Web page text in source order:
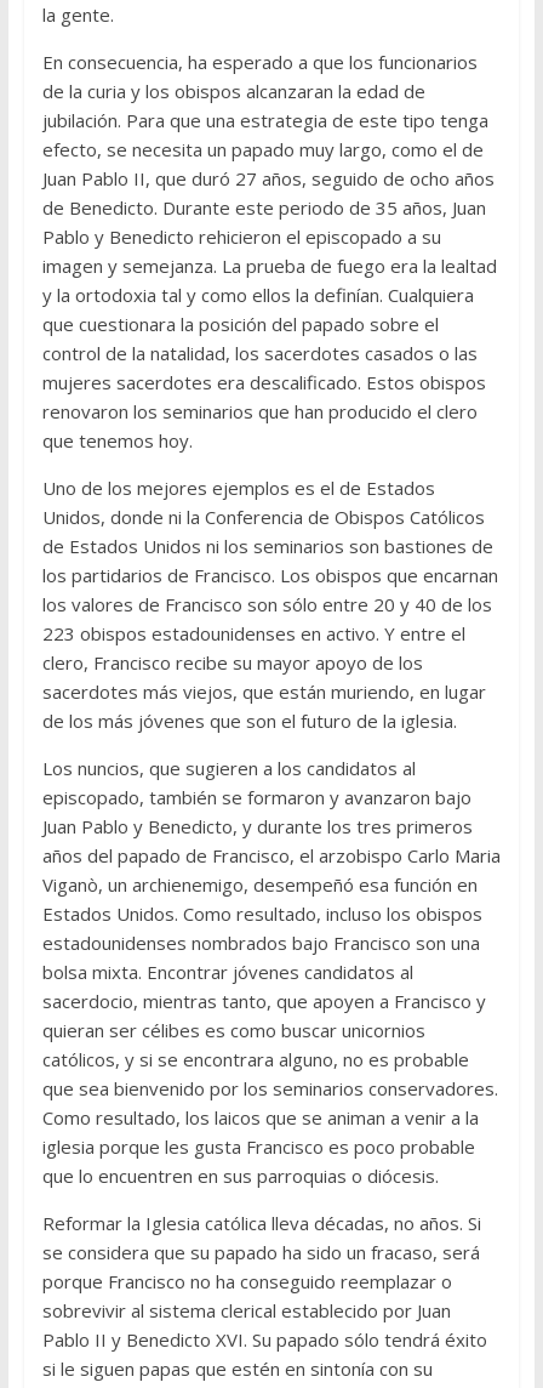
la gente.
En consecuencia, ha esperado a que los funcionarios
de la curia y los obispos alcanzaran la edad de
jubilación. Para que una estrategia de este tipo tenga
efecto, se necesita un papado muy largo, como el de
Juan Pablo II, que duró 27 años, seguido de ocho años
de Benedicto. Durante este periodo de 35 años, Juan
Pablo y Benedicto rehicieron el episcopado a su
imagen y semejanza. La prueba de fuego era la lealtad
y la ortodoxia tal y como ellos la definían. Cualquiera
que cuestionara la posición del papado sobre el
control de la natalidad, los sacerdotes casados o las
mujeres sacerdotes era descalificado. Estos obispos
renovaron los seminarios que han producido el clero
que tenemos hoy.
Uno de los mejores ejemplos es el de Estados
Unidos, donde ni la Conferencia de Obispos Católicos
de Estados Unidos ni los seminarios son bastiones de
los partidarios de Francisco. Los obispos que encarnan
los valores de Francisco son sólo entre 20 y 40 de los
223 obispos estadounidenses en activo. Y entre el
clero, Francisco recibe su mayor apoyo de los
sacerdotes más viejos, que están muriendo, en lugar
de los más jóvenes que son el futuro de la iglesia.
Los nuncios, que sugieren a los candidatos al
episcopado, también se formaron y avanzaron bajo
Juan Pablo y Benedicto, y durante los tres primeros
años del papado de Francisco, el arzobispo Carlo Maria
Viganò, un archienemigo, desempeñó esa función en
Estados Unidos. Como resultado, incluso los obispos
estadounidenses nombrados bajo Francisco son una
bolsa mixta. Encontrar jóvenes candidatos al
sacerdocio, mientras tanto, que apoyen a Francisco y
quieran ser célibes es como buscar unicornios
católicos, y si se encontrara alguno, no es probable
que sea bienvenido por los seminarios conservadores.
Como resultado, los laicos que se animan a venir a la
iglesia porque les gusta Francisco es poco probable
que lo encuentren en sus parroquias o diócesis.
Reformar la Iglesia católica lleva décadas, no años. Si
se considera que su papado ha sido un fracaso, será
porque Francisco no ha conseguido reemplazar o
sobrevivir al sistema clerical establecido por Juan
Pablo II y Benedicto XVI. Su papado sólo tendrá éxito
si le siguen papas que estén en sintonía con su